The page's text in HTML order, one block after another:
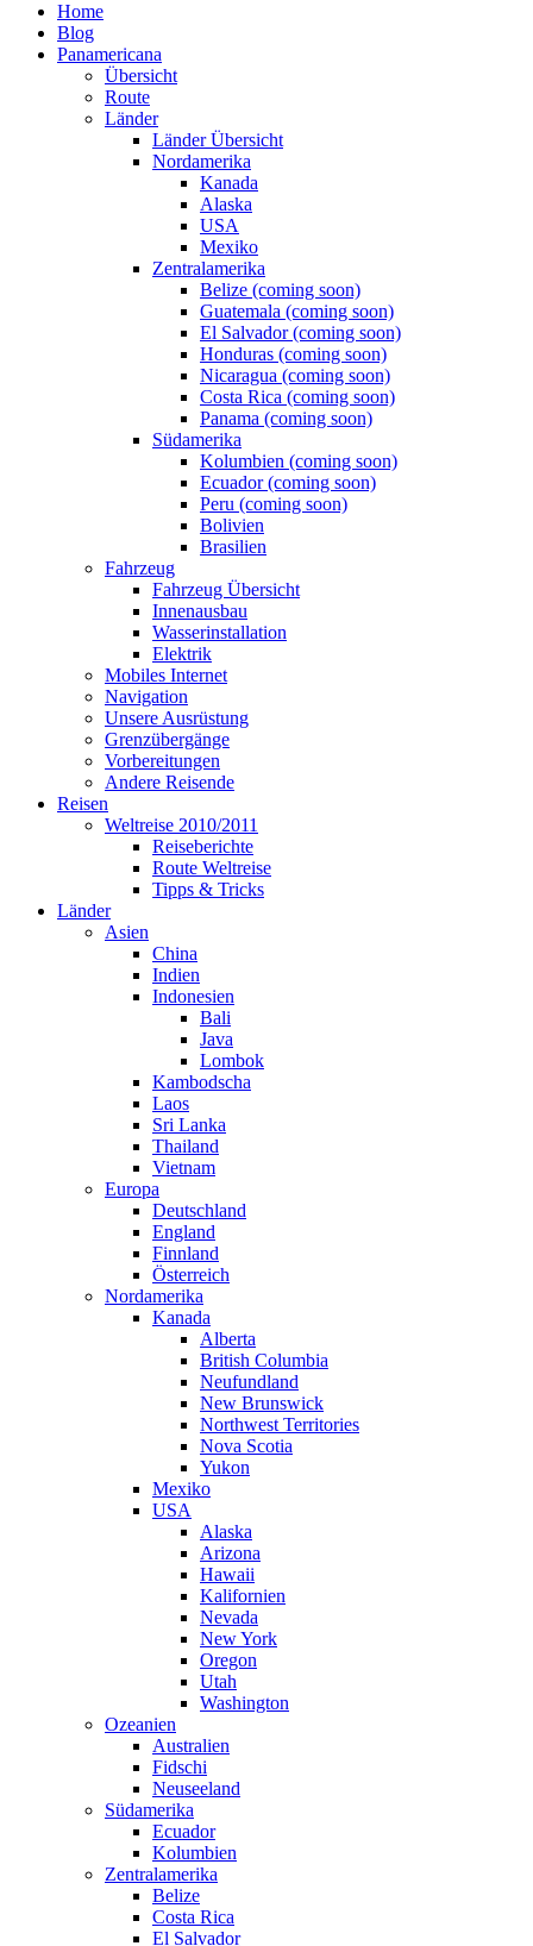
Home
Blog
Panamericana
Übersicht
Route
Länder
Länder Übersicht
Nordamerika
Kanada
Alaska
USA
Mexiko
Zentralamerika
Belize (coming soon)
Guatemala (coming soon)
El Salvador (coming soon)
Honduras (coming soon)
Nicaragua (coming soon)
Costa Rica (coming soon)
Panama (coming soon)
Südamerika
Kolumbien (coming soon)
Ecuador (coming soon)
Peru (coming soon)
Bolivien
Brasilien
Fahrzeug
Fahrzeug Übersicht
Innenausbau
Wasserinstallation
Elektrik
Mobiles Internet
Navigation
Unsere Ausrüstung
Grenzübergänge
Vorbereitungen
Andere Reisende
Reisen
Weltreise 2010/2011
Reiseberichte
Route Weltreise
Tipps & Tricks
Länder
Asien
China
Indien
Indonesien
Bali
Java
Lombok
Kambodscha
Laos
Sri Lanka
Thailand
Vietnam
Europa
Deutschland
England
Finnland
Österreich
Nordamerika
Kanada
Alberta
British Columbia
Neufundland
New Brunswick
Northwest Territories
Nova Scotia
Yukon
Mexiko
USA
Alaska
Arizona
Hawaii
Kalifornien
Nevada
New York
Oregon
Utah
Washington
Ozeanien
Australien
Fidschi
Neuseeland
Südamerika
Ecuador
Kolumbien
Zentralamerika
Belize
Costa Rica
El Salvador